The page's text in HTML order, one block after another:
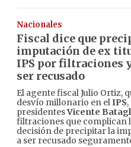
Nacionales
Fiscal dice que
imputación de ex
IPS por filtraciones
ser recusado
El agente fiscal Julio Ortiz,
desvío millonario en elIPS
presidentesVicente
filtraciones que complican
decisión de precipitar la
a ser recusado